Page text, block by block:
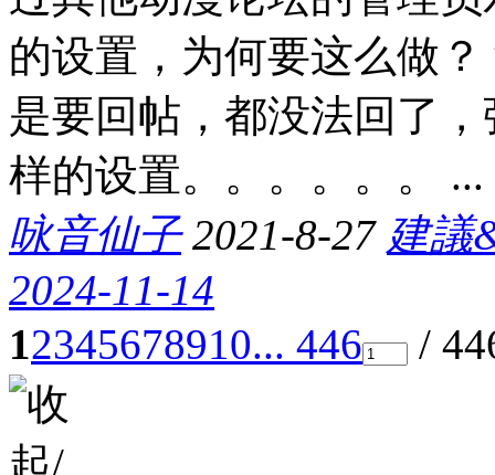
的设置，为何要这么做
是要回帖，都没法回了
样的设置。。。。。。 ...
咏音仙子 2021-8-27 建議
2024-11-14
12345678910... 446 /